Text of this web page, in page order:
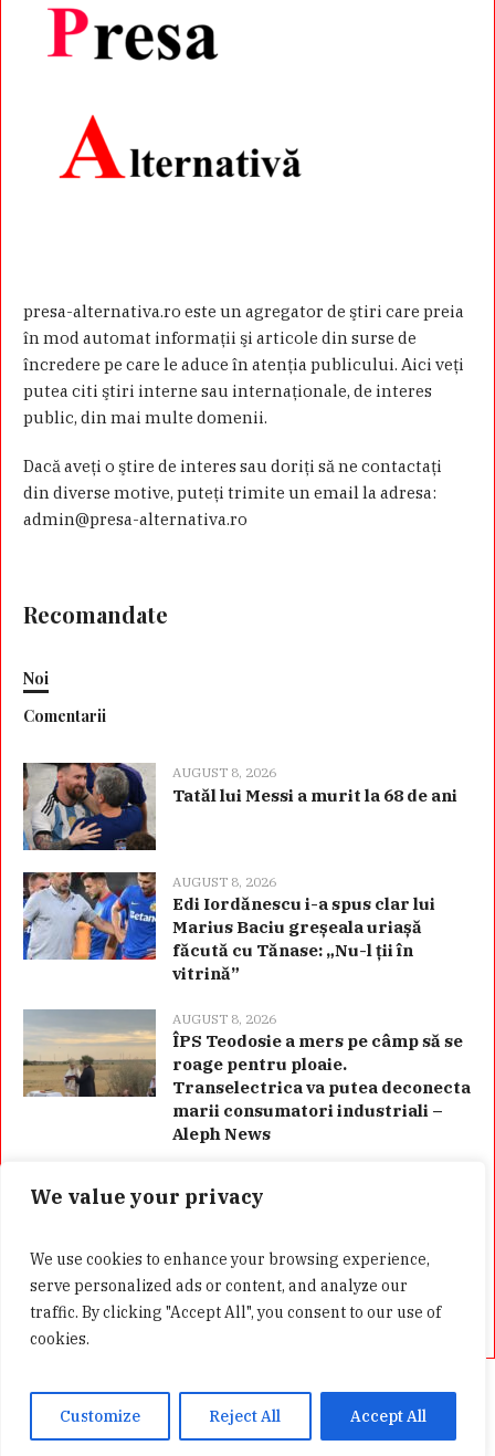
We value your privacy
We use cookies to enhance your browsing experience,
serve personalized ads or content, and analyze our
traffic. By clicking "Accept All", you consent to our use of
cookies.
Customize Reject All Accept All
presa-alternativa.ro este un agregator de ştiri care preia
în mod automat informaţii şi articole din surse de
încredere pe care le aduce în atenţia publicului. Aici veţi
putea citi ştiri interne sau internaţionale, de interes
public, din mai multe domenii.
Dacă aveţi o ştire de interes sau doriţi să ne contactaţi
din diverse motive, puteţi trimite un email la adresa:
admin@presa-alternativa.ro
Recomandate
Noi
Comentarii
AUGUST 8, 2026
Tatăl lui Messi a murit la 68 de ani
AUGUST 8, 2026
Edi Iordănescu i-a spus clar lui
Marius Baciu greșeala uriașă
făcută cu Tănase: „Nu-l ții în
vitrină”
AUGUST 8, 2026
ÎPS Teodosie a mers pe câmp să se
roage pentru ploaie.
Transelectrica va putea deconecta
marii consumatori industriali –
Aleph News
Categorii
Acasă Confidentialitate GDPR
Presa Alternativa